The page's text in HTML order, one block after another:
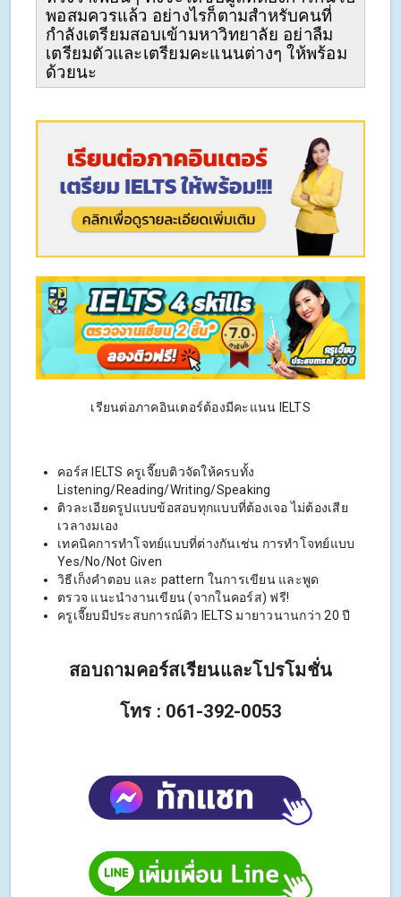
พอสมควรแล้ว อย่างไรก็ตามสำหรับคนที่
กำลังเตรียมสอบเข้ามหาวิทยาลัย อย่าลืม
เตรียมตัวและเตรียมคะแนนต่างๆ ให้พร้อม
ด้วยนะ
เรียนต่อภาคอินเตอร์ต้องมีคะแนน IELTS
คอร์ส IELTS ครูเจี๊ยบติวจัดให้ครบทั้ง
Listening/Reading/Writing/Speaking
ติวละเอียดรูปแบบข้อสอบทุกแบบที่ต้องเจอ ไม่ต้องเสีย
เวลางมเอง
เทคนิคการทำโจทย์แบบที่ต่างกันเช่น การทำโจทย์แบบ
Yes/No/Not Given
วิธีเก็งคำตอบ และ pattern ในการเขียน และพูด
ตรวจ แนะนำงานเขียน (จากในคอร์ส) ฟรี!
ครูเจี๊ยบมีประสบการณ์ติว IELTS มายาวนานกว่า 20 ปี
สอบถามคอร์สเรียนและโปรโมชั่น
โทร : 061-392-0053